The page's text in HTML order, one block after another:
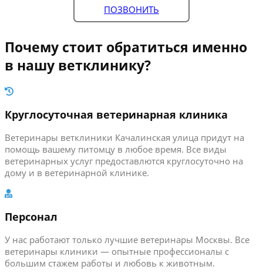
ПОЗВОНИТЬ
Почему стоит обратиться именно
в нашу ветклинику?
Круглосуточная ветеринарная клиника
Ветеринары ветклиники Качалинская улица придут на
помощь вашему питомцу в любое время. Все виды
ветеринарных услуг предоставлются круглосуточно на
дому и в ветеринарной клинике.
Персонал
У нас работают только лучшие ветеринары Москвы. Все
ветеринары клиники — опытные профессионалы с
большим стажем работы и любовь к животным.